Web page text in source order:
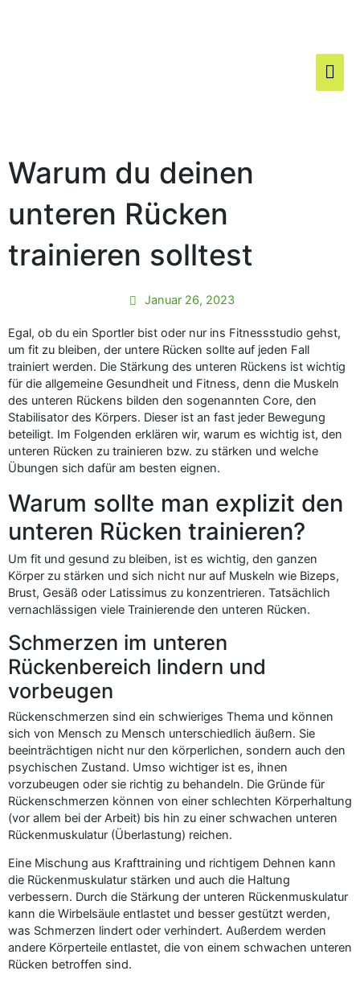
Warum du deinen
unteren Rücken
trainieren solltest
Januar 26, 2023
Egal, ob du ein Sportler bist oder nur ins Fitnessstudio gehst,
um fit zu bleiben, der untere Rücken sollte auf jeden Fall
trainiert werden. Die Stärkung des unteren Rückens ist wichtig
für die allgemeine Gesundheit und Fitness, denn die Muskeln
des unteren Rückens bilden den sogenannten Core, den
Stabilisator des Körpers. Dieser ist an fast jeder Bewegung
beteiligt. Im Folgenden erklären wir, warum es wichtig ist, den
unteren Rücken zu trainieren bzw. zu stärken und welche
Übungen sich dafür am besten eignen.
Warum sollte man explizit den
unteren Rücken trainieren?
Um fit und gesund zu bleiben, ist es wichtig, den ganzen
Körper zu stärken und sich nicht nur auf Muskeln wie Bizeps,
Brust, Gesäß oder Latissimus zu konzentrieren. Tatsächlich
vernachlässigen viele Trainierende den unteren Rücken.
Schmerzen im unteren
Rückenbereich lindern und
vorbeugen
Rückenschmerzen sind ein schwieriges Thema und können
sich von Mensch zu Mensch unterschiedlich äußern. Sie
beeinträchtigen nicht nur den körperlichen, sondern auch den
psychischen Zustand. Umso wichtiger ist es, ihnen
vorzubeugen oder sie richtig zu behandeln. Die Gründe für
Rückenschmerzen können von einer schlechten Körperhaltung
(vor allem bei der Arbeit) bis hin zu einer schwachen unteren
Rückenmuskulatur (Überlastung) reichen.
Eine Mischung aus Krafttraining und richtigem Dehnen kann
die Rückenmuskulatur stärken und auch die Haltung
verbessern. Durch die Stärkung der unteren Rückenmuskulatur
kann die Wirbelsäule entlastet und besser gestützt werden,
was Schmerzen lindert oder verhindert. Außerdem werden
andere Körperteile entlastet, die von einem schwachen unteren
Rücken betroffen sind.